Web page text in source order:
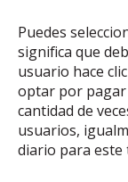
Puedes
significa que
usuario hace
optar por pagar
cantidad de
usuarios,
diario para este